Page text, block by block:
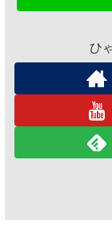
ひ